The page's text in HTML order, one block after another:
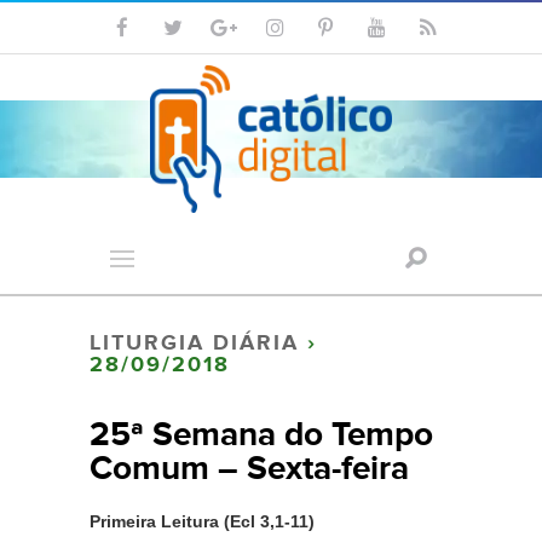
LITURGIA DIÁRIA ›
28/09/2018
25ª Semana do Tempo
Comum – Sexta-feira
Primeira Leitura (Ecl 3,1-11)